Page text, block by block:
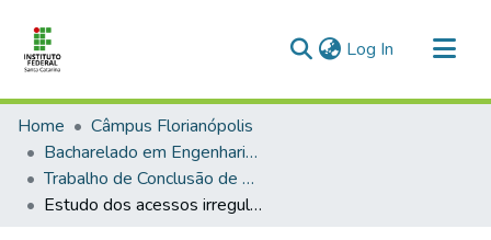
Log In (current)
Communities & Collections
All of DSpace
Documentos úteis
Home
Câmpus Florianópolis
Bacharelado em Engenharia Civil
Trabalho de Conclusão de Curso
Estudo dos acessos irregulares na BR 116/SC: caso do trecho km 240 ao km 247